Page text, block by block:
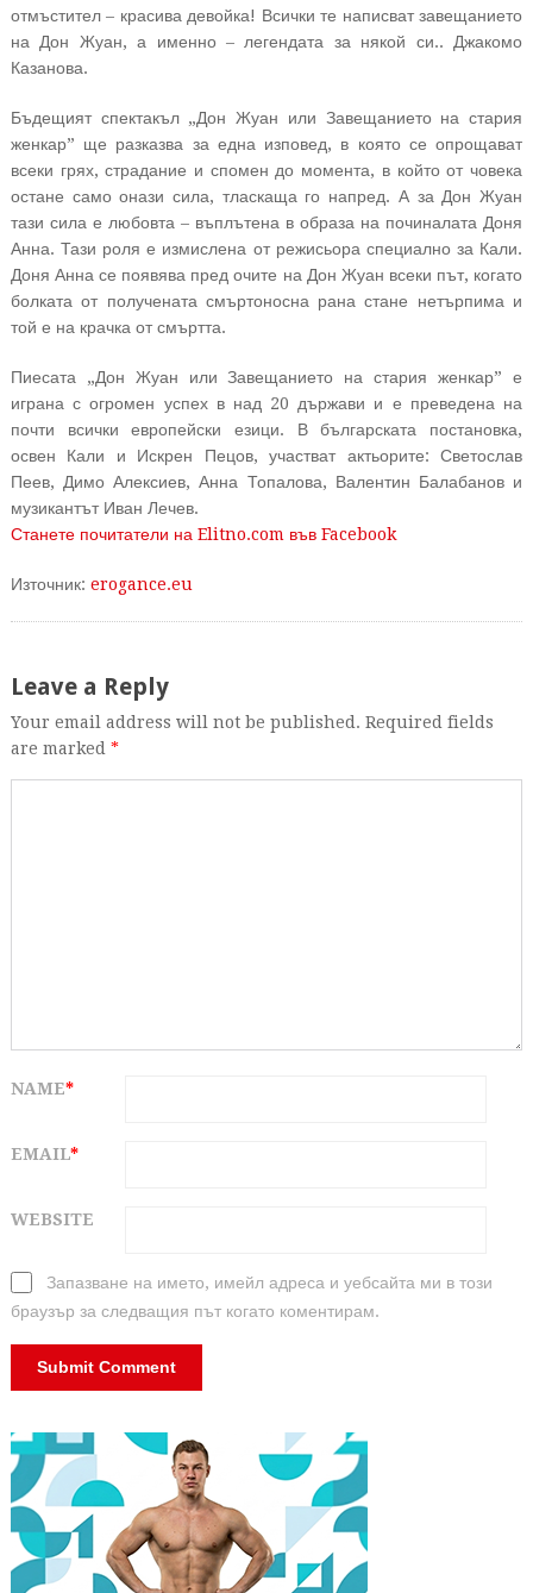
отмъстител – красива девойка! Всички те написват завещанието
на Дон Жуан, а именно – легендата за някой си.. Джакомо
Казанова.
Бъдещият спектакъл „Дон Жуан или Завещанието на стария
женкар” ще разказва за една изповед, в която се опрощават
всеки грях, страдание и спомен до момента, в който от човека
остане само онази сила, тласкаща го напред. А за Дон Жуан
тази сила е любовта – въплътена в образа на починалата Доня
Анна. Тази роля е измислена от режисьора специално за Кали.
Доня Анна се появява пред очите на Дон Жуан всеки път, когато
болката от получената смъртоносна рана стане нетърпима и
той е на крачка от смъртта.
Пиесата „Дон Жуан или Завещанието на стария женкар” е
играна с огромен успех в над 20 държави и е преведена на
почти всички европейски езици. В българската постановка,
освен Кали и Искрен Пецов, участват актьорите: Светослав
Пеев, Димо Алексиев, Анна Топалова, Валентин Балабанов и
музикантът Иван Лечев.
Станете почитатели на Elitno.com във Facebook
Източник: erogance.eu
Leave a Reply
Your email address will not be published. Required fields
are marked *
NAME*
EMAIL*
WEBSITE
Запазване на името, имейл адреса и уебсайта ми в този
браузър за следващия път когато коментирам.